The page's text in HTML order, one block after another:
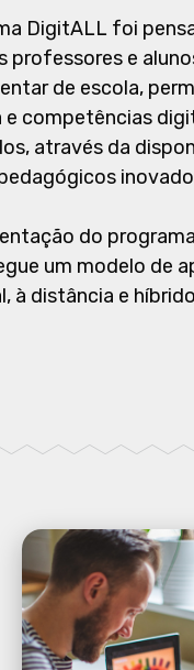
DigitALL foi
professores e
de escola,
e competências
através da
do
um modelo de
à distância e